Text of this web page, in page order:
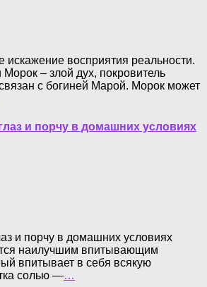
восприятия реальности.
– злой дух, покровитель
с богиней Марой. Морок может
и порчу в домашних условиях
и порчу в домашних условиях
наилучшим впитывающим
впитывает в себя всякую
солью —…